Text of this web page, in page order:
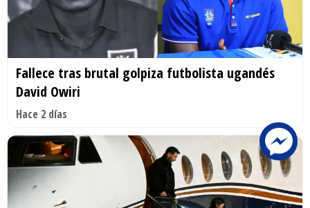
Fallece tras brutal golpiza futbolista ugandés
David Owiri
Hace 2 días